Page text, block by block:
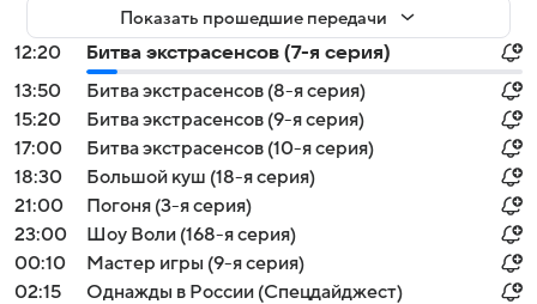
Показать прошедшие передачи
12:20
Битва экстрасенсов (7-я серия)
13:50
Битва экстрасенсов (8-я серия)
15:20
Битва экстрасенсов (9-я серия)
17:00
Битва экстрасенсов (10-я серия)
18:30
Большой куш (18-я серия)
21:00
Погоня (3-я серия)
23:00
Шоу Воли (168-я серия)
00:10
Мастер игры (9-я серия)
02:15
Однажды в России (Спецдайджест)